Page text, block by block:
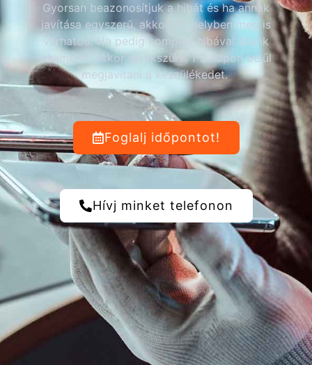
Gyorsan beazonosítjuk a hibát és ha annak
javítása egyszerű, akkor ott helyben meg is
várhatod. Ha pedig komplex hibával állunk
szemben, akkor igyekszünk 1-2 napon belül
megjavítani a készülékedet.
Foglalj időpontot!
Hívj minket telefonon